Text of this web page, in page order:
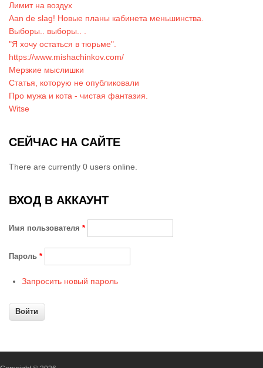
Лимит на воздух
Aan de slag! Новые планы кабинета меньшинства.
Выборы.. выборы.. .
"Я хочу остаться в тюрьме".
https://www.mishachinkov.com/
Мерзкие мыслишки
Статья, которую не опубликовали
Про мужа и кота - чистая фантазия.
Witse
СЕЙЧАС НА САЙТЕ
There are currently 0 users online.
ВХОД В АККАУНТ
Имя пользователя *
Пароль *
Запросить новый пароль